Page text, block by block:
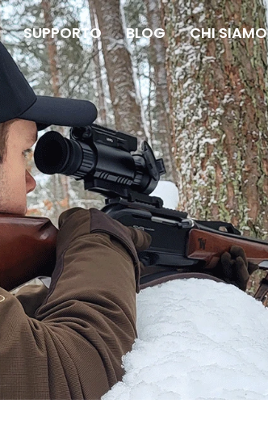
SUPPORTO BLOG CHI SIAMO